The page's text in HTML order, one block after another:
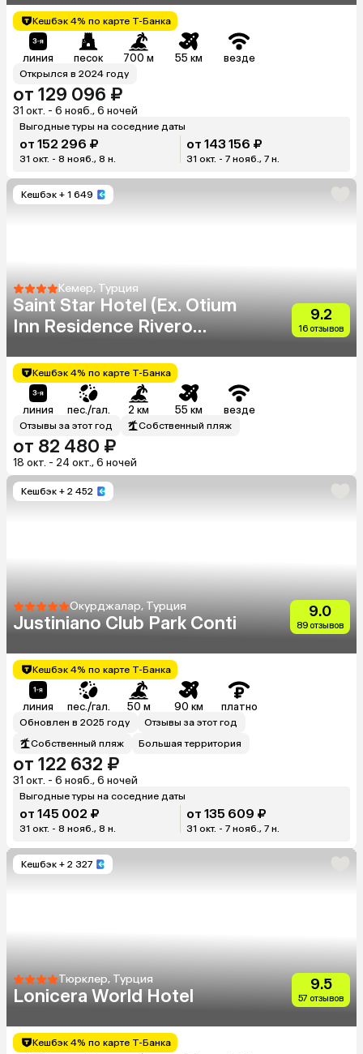
Кешбэк 4% по карте Т-Банка
линия песок 700 м 55 км везде
Открылся в 2024 году
от 129 096 ₽
31 окт. - 6 нояб., 6 ночей
Выгодные туры на соседние даты
от 152 296 ₽
31 окт. - 8 нояб., 8 н.
от 143 156 ₽
31 окт. - 7 нояб., 7 н.
Кешбэк + 1 649
Кемер, Турция
Saint Star Hotel (Ex. Otium
Inn Residence Rivero
9.2
16 отзывов
Кешбэк 4% по карте Т-Банка
линия пес./гал. 2 км 55 км везде
Отзывы за этот год Собственный пляж
от 82 480 ₽
18 окт. - 24 окт., 6 ночей
Кешбэк + 2 452
Окурджалар, Турция
Justiniano Club Park Conti
9.0
89 отзывов
Кешбэк 4% по карте Т-Банка
линия пес./гал. 50 м 90 км платно
Обновлен в 2025 году
Отзывы за этот год
Собственный пляж
Большая территория
от 122 632 ₽
31 окт. - 6 нояб., 6 ночей
Выгодные туры на соседние даты
от 145 002 ₽
31 окт. - 8 нояб., 8 н.
от 135 609 ₽
31 окт. - 7 нояб., 7 н.
Кешбэк + 2 327
Тюрклер, Турция
Lonicera World Hotel
9.5
57 отзывов
Кешбэк 4% по карте Т-Банка